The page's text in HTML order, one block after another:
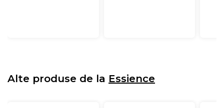
Alte produse de la Essience